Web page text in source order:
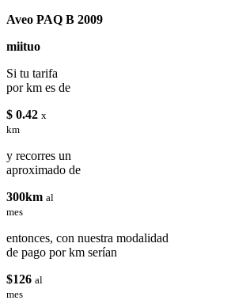
Aveo PAQ B 2009
miituo
Si tu tarifa
por km es de
$ 0.42 x
km
y recorres un
aproximado de
300km al
mes
entonces, con nuestra modalidad
de pago por km serían
$126 al
mes